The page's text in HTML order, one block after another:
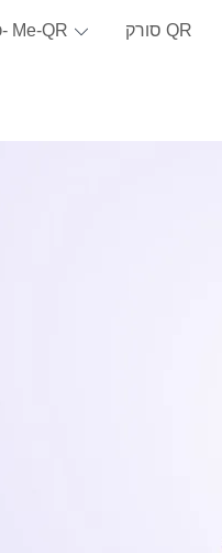
כ- Me-QR סורק QR